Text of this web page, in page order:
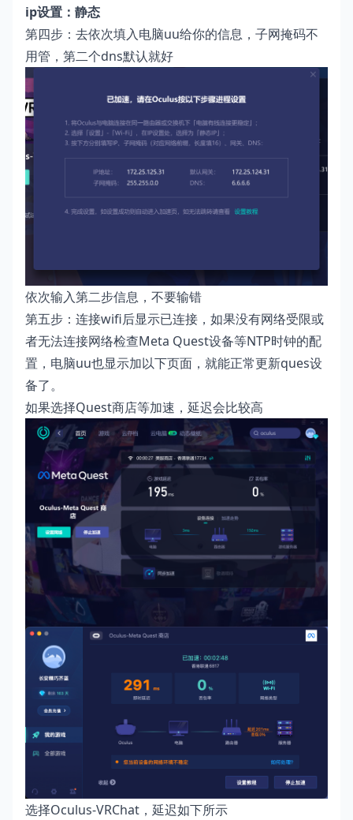
ip设置：静态
第四步：去依次填入电脑uu给你的信息，子网掩码不
用管，第二个dns默认就好
依次输入第二步信息，不要输错
第五步：连接wifi后显示已连接，如果没有网络受限或
者无法连接网络检查Meta Quest设备等NTP时钟的配
置，电脑uu也显示加以下页面，就能正常更新ques设
备了。
如果选择Quest商店等加速，延迟会比较高
选择Oculus-VRChat，延迟如下所示